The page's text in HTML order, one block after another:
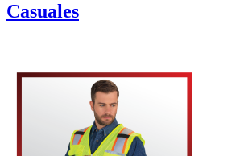
Casuales